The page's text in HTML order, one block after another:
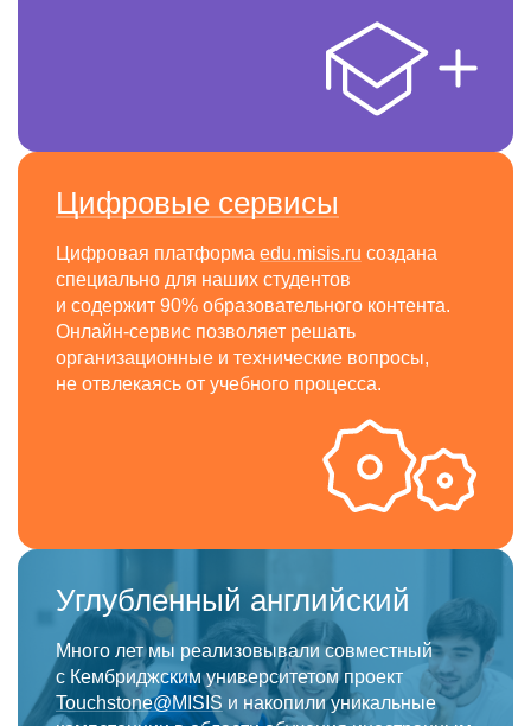
Цифровые сервисы
Цифровая платформа edu.misis.ru создана
специально для наших студентов
и содержит 90% образовательного контента.
Онлайн-сервис позволяет решать
организационные и технические вопросы,
не отвлекаясь от учебного процесса.
Углубленный английский
Много лет мы реализовывали совместный
с Кембриджским университетом проект
Touchstone@MISIS и накопили уникальные